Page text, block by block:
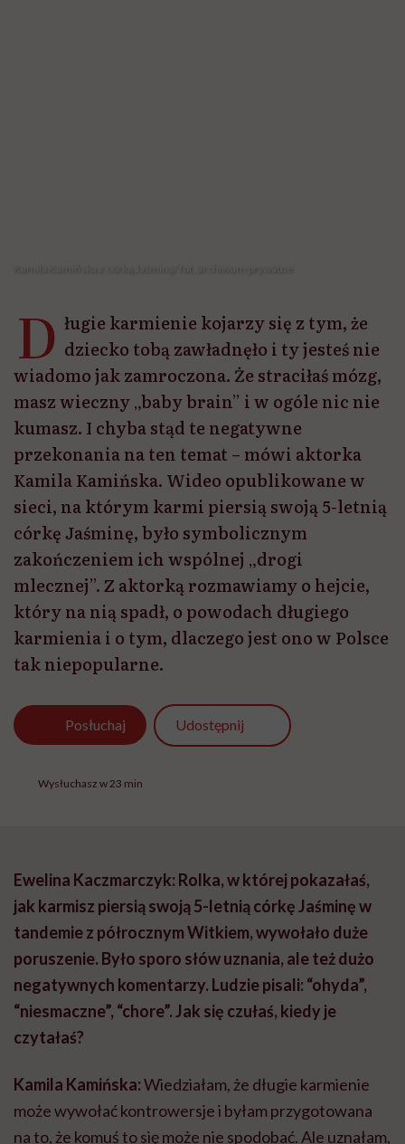
zakończeniem ich wspólnej „drogi
mlecznej”. Z aktorką rozmawiamy o hejcie,
który na nią spadł, o powodach długiego
karmienia i o tym, dlaczego jest ono w Polsce
tak niepopularne.
Posłuchaj Udostępnij
Wysłuchasz w 23 min
Ewelina Kaczmarczyk: Rolka, w której pokazałaś,
jak karmisz piersią swoją 5-letnią córkę Jaśminę w
tandemie z półrocznym Witkiem, wywołało duże
poruszenie. Było sporo słów uznania, ale też dużo
“niesmaczne”, “chore”. Jak się czułaś, kiedy je
może wywołać kontrowersje i byłam przygotowana
na to, że komuś to się może nie spodobać. Ale uznałam,
że jestem na to gotowa. Jak czytałam komentarze pod
rolką, na początku bardzo mnie ucieszyło, że pojawiło
się dużo głosów innych długokarmiących mam, które
zaczęły dzielić się swoimi historiami. Bardzo
pozytywnie zaskoczyło mnie, że jest tak wiele kobiet,
odwadze, której im dodaję, normalizując temat
długiego karmienia piersią, o zawstydzaniu, którego